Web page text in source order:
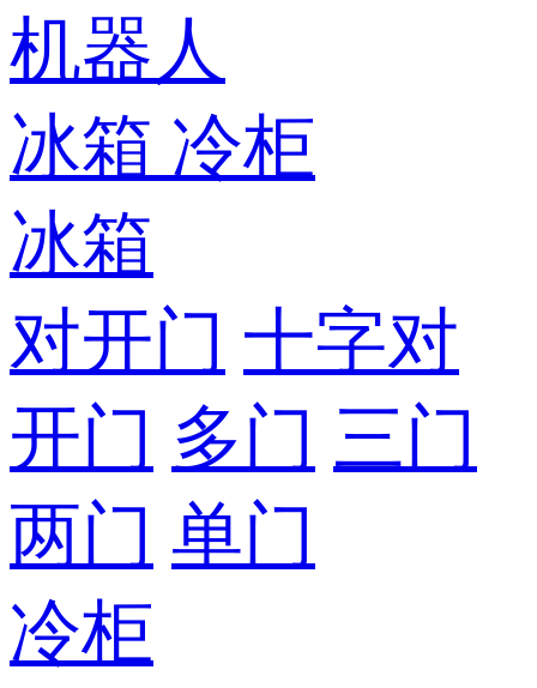
机器人
冰箱 冷柜
冰箱
对开门 十字对
开门 多门 三门
两门 单门
冷柜